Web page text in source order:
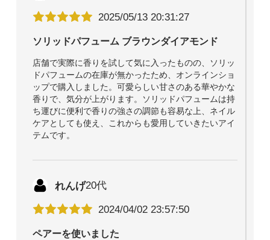
2025/05/13 20:31:27
ソリッドパフューム ブラウンダイアモンド
店舗で実際に香りを試して気に入ったものの、ソリッ
ドパフュームの在庫が無かったため、オンラインショ
ップで購入しました。可愛らしい甘さのある華やかな
香りで、気分が上がります。ソリッドパフュームは持
ち運びに便利で香りの強さの調節も容易な上、ネイル
ケアとしても使え、これからも愛用していきたいアイ
テムです。
れんげ20代
2024/04/02 23:57:50
ペアーを使いました